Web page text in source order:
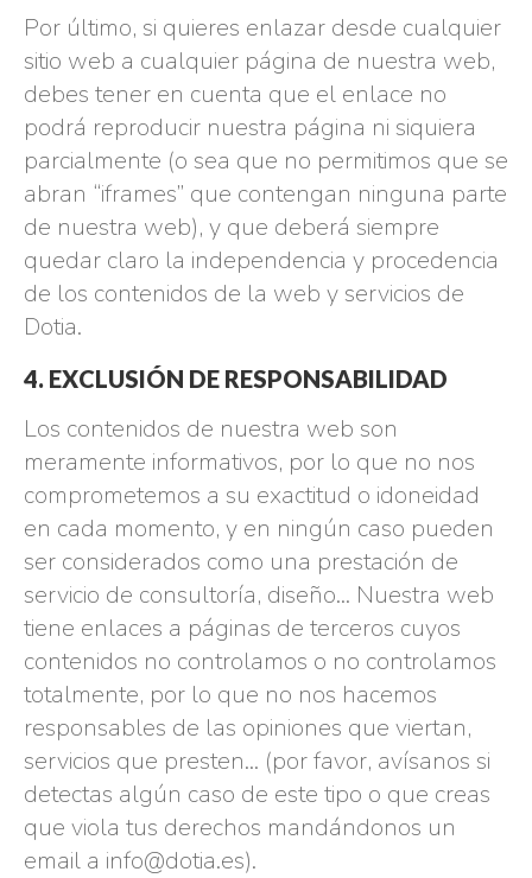
Por último, si quieres enlazar desde cualquier
sitio web a cualquier página de nuestra web,
debes tener en cuenta que el enlace no
podrá reproducir nuestra página ni siquiera
parcialmente (o sea que no permitimos que se
abran “iframes” que contengan ninguna parte
de nuestra web), y que deberá siempre
quedar claro la independencia y procedencia
de los contenidos de la web y servicios de
Dotia.
4. EXCLUSIÓN DE RESPONSABILIDAD
Los contenidos de nuestra web son
meramente informativos, por lo que no nos
comprometemos a su exactitud o idoneidad
en cada momento, y en ningún caso pueden
ser considerados como una prestación de
servicio de consultoría, diseño… Nuestra web
tiene enlaces a páginas de terceros cuyos
contenidos no controlamos o no controlamos
totalmente, por lo que no nos hacemos
responsables de las opiniones que viertan,
servicios que presten… (por favor, avísanos si
detectas algún caso de este tipo o que creas
que viola tus derechos mandándonos un
email a info@dotia.es).